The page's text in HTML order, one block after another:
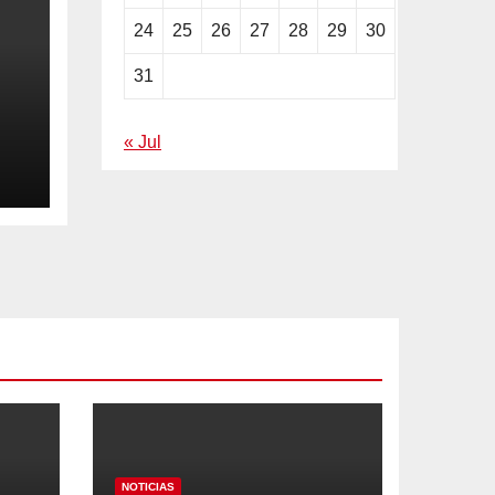
24 25 26 27 28 29 30
31
« Jul
NOTICIAS